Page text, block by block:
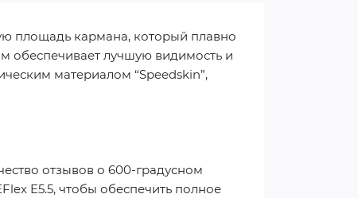
площадь кармана, который плавно
обеспечивает лучшую видимость и
материалом “Speedskin”,
отзывов о 600-градусном
E5.5, чтобы обеспечить полное